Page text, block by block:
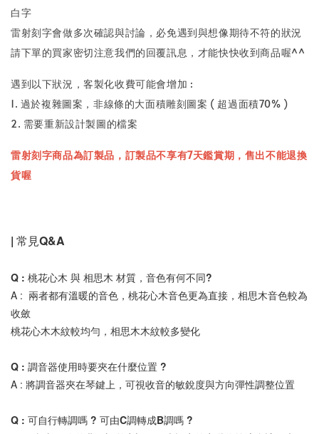
白字
雷射刻字會做多次確認與討論，必免遇到與想像期待不符的狀況
請下單的買家密切注意我們的回覆訊息，才能快快收到商品喔^^
遇到以下狀況，客製化收費可能會增加 :
1. 過於複雜圖案，非線條的大面積雕刻圖案 ( 超過面積70% )
2. 需要重新設計製圖的檔案
雷射刻字商品為訂製品，訂製品不享有7天鑑賞期，售出不能退換
貨喔
| 常見Q&A
Q : 桃花心木 與 相思木 材質，音色有何不同?
A :  兩者都有溫暖的音色，桃花心木音色更為直接，相思木音色較為
收斂
桃花心木木紋較均勻，相思木木紋較多變化
Q : 調音器使用時要夾在什麼位置 ?
A : 將調音器夾在琴鍵上，可視收音的敏銳度與方向彈性調整位置
Q : 可自行轉調嗎 ? 可由C調轉成B調嗎 ?